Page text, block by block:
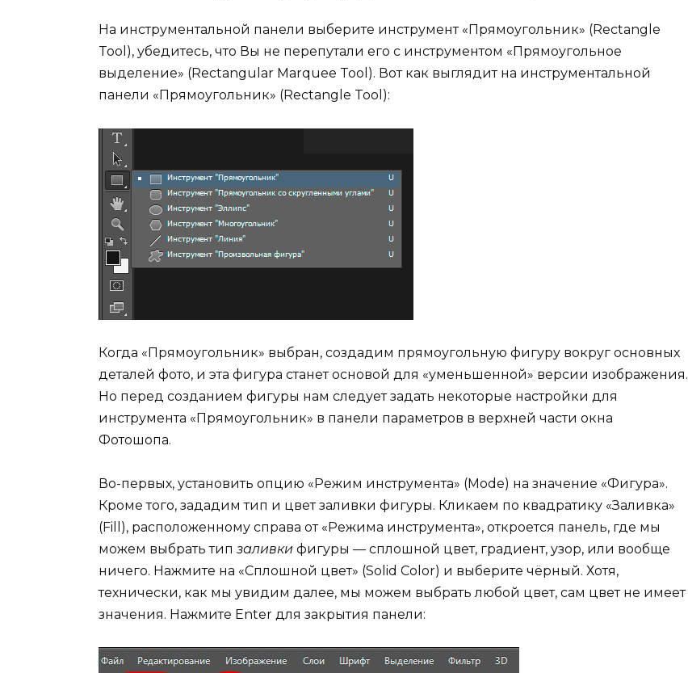
На инструментальной панели выберите инструмент «Прямоугольник» (Rectangle
Tool), убедитесь, что Вы не перепутали его с инструментом «Прямоугольное
выделение» (Rectangular Marquee Tool). Вот как выглядит на инструментальной
панели «Прямоугольник» (Rectangle Tool):
Когда «Прямоугольник» выбран, создадим прямоугольную фигуру вокруг основных
деталей фото, и эта фигура станет основой для «уменьшенной» версии изображения.
Но перед созданием фигуры нам следует задать некоторые настройки для
инструмента «Прямоугольник» в панели параметров в верхней части окна
Фотошопа.
Во-первых, установить опцию «Режим инструмента» (Mode) на значение «Фигура».
Кроме того, зададим тип и цвет заливки фигуры. Кликаем по квадратику «Заливка»
(Fill), расположенному справа от «Режима инструмента», откроется панель, где мы
можем выбрать тип заливки фигуры — сплошной цвет, градиент, узор, или вообще
ничего. Нажмите на «Сплошной цвет» (Solid Color) и выберите чёрный. Хотя,
технически, как мы увидим далее, мы можем выбрать любой цвет, сам цвет не имеет
значения. Нажмите Enter для закрытия панели: